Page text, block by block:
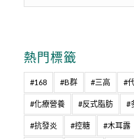
熱門標籤
#168 #B群 #三高 #
#化療營養 #反式脂肪 #
#抗發炎 #控糖 #木耳露